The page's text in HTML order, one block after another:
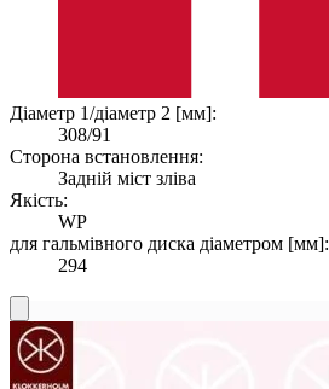
Діаметр 1/діаметр 2 [мм]:
308/91
Сторона встановлення:
Задній міст зліва
Якість:
WP
для гальмівного диска діаметром [мм]:
294